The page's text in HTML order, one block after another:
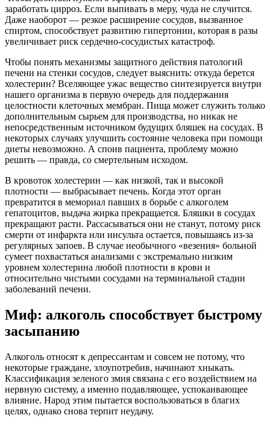
заработать цирроз. Если выпивать в меру, чуда не случится.
Даже наоборот — резкое расширение сосудов, вызванное
спиртом, способствует развитию гипертонии, которая в разы
увеличивает риск сердечно-сосудистых катастроф.
Чтобы понять механизмы защитного действия патологий
печени на стенки сосудов, следует выяснить: откуда берется
холестерин? Вселяющее ужас вещество синтезируется внутри
нашего организма в первую очередь для поддержания
целостности клеточных мембран. Пища может служить только
дополнительным сырьем для производства, но никак не
непосредственным источником будущих бляшек на сосудах. В
некоторых случаях улучшить состояние человека при помощи
диеты невозможно. А споив пациента, проблему можно
решить — правда, со смертельным исходом.
В кровоток холестерин — как низкой, так и высокой
плотности — выбрасывает печень. Когда этот орган
превратится в мемориал павших в борьбе с алкоголем
гепатоцитов, выдача жирка прекращается. Бляшки в сосудах
прекращают расти. Рассасываться они не станут, потому риск
смерти от инфаркта или инсульта остается, повышаясь из-за
регулярных запоев. В случае необычного «везения» больной
сумеет похвастаться анализами с экстремально низким
уровнем холестерина любой плотности в крови и
относительно чистыми сосудами на терминальной стадии
заболеваний печени.
Миф: алкоголь способствует быстрому
засыпанию
Алкоголь относят к депрессантам и совсем не потому, что
некоторые граждане, злоупотребив, начинают хныкать.
Классификация зеленого змия связана с его воздействием на
нервную систему, а именно подавляющее, успокаивающее
влияние. Народ этим пытается воспользоваться в благих
целях, однако снова терпит неудачу.